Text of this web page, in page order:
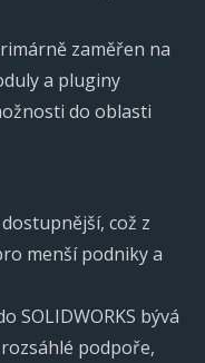
zaměřen na
a pluginy
do oblasti
což z
menší podniky a
SOLIDWORKS bývá
podpoře,